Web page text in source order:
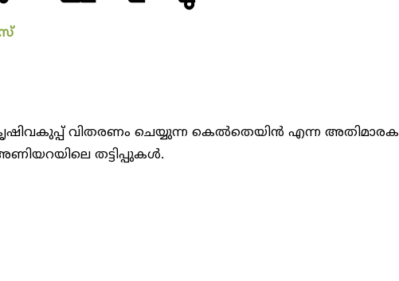
കൃഷിവകുപ്പ് വിതരണം ചെയ്യുന്ന കെല്‍തെയിന്‍ എന്ന അതിമാരക
തട്ടിപ്പുകള്‍.